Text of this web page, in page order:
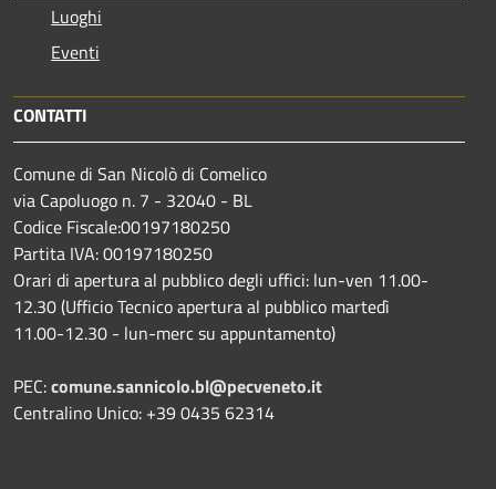
Luoghi
Eventi
CONTATTI
Comune di San Nicolò di Comelico
via Capoluogo n. 7 - 32040 - BL
Codice Fiscale:00197180250
Partita IVA: 00197180250
Orari di apertura al pubblico degli uffici: lun-ven 11.00-
12.30 (Ufficio Tecnico apertura al pubblico martedì
11.00-12.30 - lun-merc su appuntamento)
PEC:comune.sannicolo.bl@pecveneto.it
Centralino Unico: +39 0435 62314